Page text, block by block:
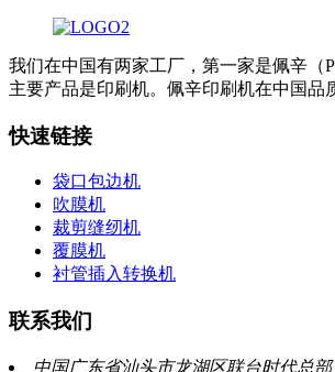
我们在中国有两家工厂，第一家是佩辛（
主要产品是印刷机。佩辛印刷机在中国品
快速链接
袋口包边机
吹膜机
裁剪缝纫机
覆膜机
衬管插入转换机
联系我们
中国广东省汕头市龙湖区联台时代总